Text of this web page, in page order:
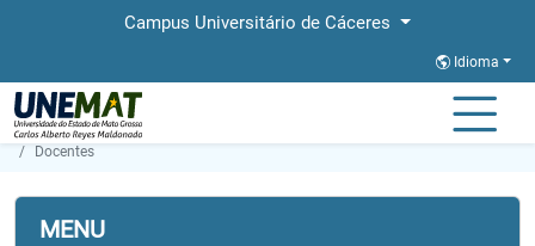
Campus Universitário de Cáceres
Idioma
Página Inicial
Agronomia
Docentes
MENU